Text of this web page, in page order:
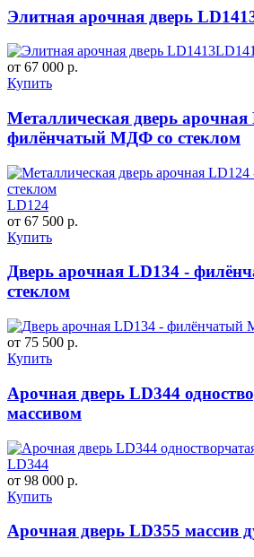
Элитная арочная дверь
от 67 000 р.
Купить
Металлическая дверь арочная
филёнчатый МДФ со стеклом
LD124
от 67 500 р.
Купить
Дверь арочная LD134 -
стеклом
от 75 500 р.
Купить
Арочная дверь LD344
массивом
LD344
от 98 000 р.
Купить
Арочная дверь LD355 массив